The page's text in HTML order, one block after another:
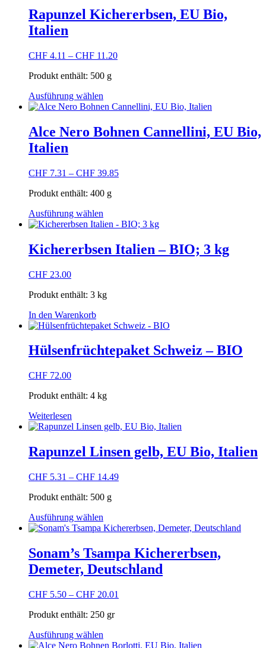
werden
mehrere
Varianten
Optionen
können
auf
gewählt
Rapunzel Kichererbsen, EU Bio,
Italien
CHF 4.11 – CHF 11.20
Produkt enthält: 500 g
Ausführung wählen
Produkt
mehrere
Varianten
Optionen
können
auf
gewählt
Alce Nero Bohnen Cannellini, EU Bio,
Italien
CHF 7.31 – CHF 39.85
Produkt enthält: 400 g
Ausführung wählen
Produkt
mehrere
Varianten
können
Produktseite
werden
Kichererbsen Italien – BIO; 3 kg
CHF 23.00
Produkt enthält: 3 kg
In den Warenkorb
Hülsenfrüchtepaket Schweiz – BIO
CHF 72.00
Produkt enthält: 4 kg
Weiterlesen
Rapunzel Linsen gelb, EU Bio, Italien
CHF 5.31 – CHF 14.49
Produkt enthält: 500 g
Ausführung wählen
Produkt
Varianten
auf.
Optionen
können
auf
gewählt
Sonam’s Tsampa Kichererbsen,
Demeter, Deutschland
CHF 5.50 – CHF 20.01
Produkt enthält: 250 gr
Ausführung wählen
Produkt